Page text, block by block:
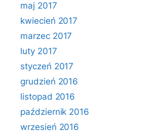
maj 2017
kwiecień 2017
marzec 2017
luty 2017
styczeń 2017
grudzień 2016
listopad 2016
październik 2016
wrzesień 2016